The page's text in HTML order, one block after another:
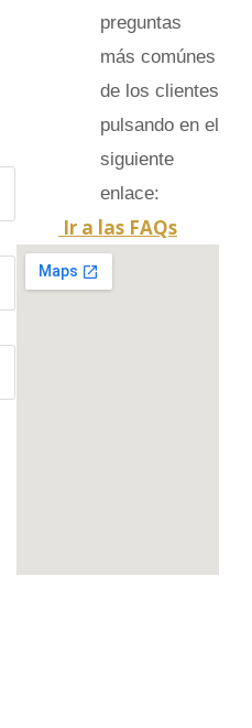
preguntas
más comúnes
de los clientes
pulsando en el
siguiente
enlace:
Ir a las FAQs